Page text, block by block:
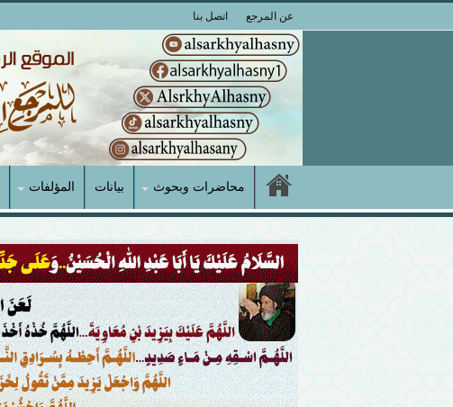
عن المرجع اتصل بنا
محاضرات وبحوث بيانات المؤلفات